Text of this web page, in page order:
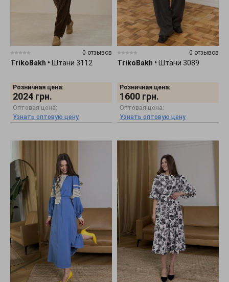
0 отзывов
TrikoBakh • Штани 3112
Розничная цена:
2024 грн.
Оптовая цена:
Узнать оптовую цену
0 отзывов
TrikoBakh • Штани 3089
Розничная цена:
1600 грн.
Оптовая цена:
Узнать оптовую цену